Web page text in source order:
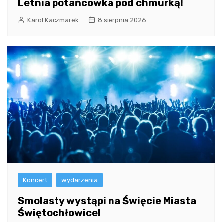
Letnia potańcówka pod chmurką!
Karol Kaczmarek 8 sierpnia 2026
Koncert wydarzenia
Smolasty wystąpi na Święcie Miasta
Świętochłowice!